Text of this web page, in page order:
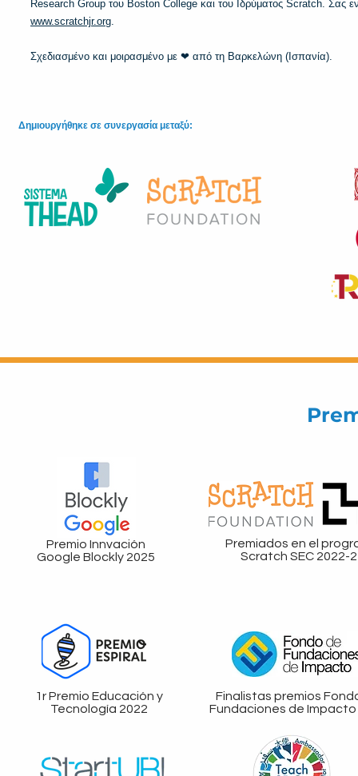
Research Group του Boston College και του Ιδρύματος Scratch. Σας
www.scratchjr.org.
Σχεδιασμένο και μοιρασμένο με ❤ από τη Βαρκελώνη (Ισπανία).
Δημιουργήθηκε σε συνεργασία μεταξύ:
Premio Innvación
Google Blockly 2025
Premiados en el
Scratch SEC 2022-
1r Premio Educación y
Tecnología 2022
Finalistas premios
Fundaciones de Impacto